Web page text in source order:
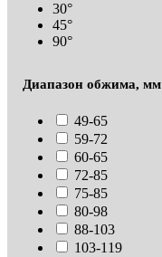
30°
45°
90°
Диапазон обжима, мм
49-65
59-72
60-65
72-85
75-85
80-98
88-103
103-119